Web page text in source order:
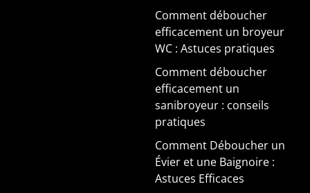
Comment déboucher
efficacement un broyeur
WC : Astuces pratiques
Comment déboucher
efficacement un
sanibroyeur : conseils
pratiques
Comment Déboucher un
Évier et une Baignoire :
Astuces Efficaces